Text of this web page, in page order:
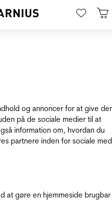
og annoncer for at give
på de sociale medier til at
information om, hvordan du
partnere inden for sociale
at gøre en hjemmeside